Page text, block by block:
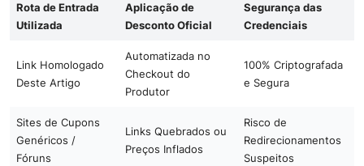
Rota de Entrada
Utilizada
Aplicação de
Desconto Oficial
Segurança das
Credenciais
Link Homologado
Deste Artigo
Automatizada no
Checkout do
Produtor
100% Criptografada
e Segura
Sites de Cupons
Genéricos /
Fóruns
Links Quebrados ou
Preços Inflados
Risco de
Redirecionamentos
Suspeitos